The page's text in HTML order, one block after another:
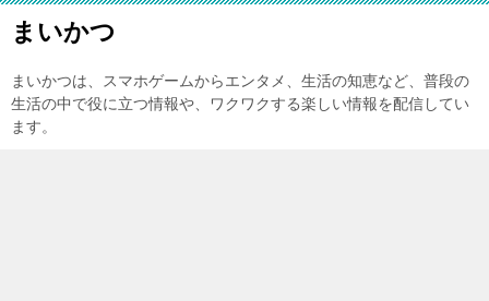
まいかつ
まいかつは、スマホゲームからエンタメ、生活の知恵など、普段の
生活の中で役に立つ情報や、ワクワクする楽しい情報を配信してい
ます。